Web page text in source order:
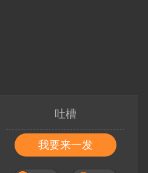
吐槽
我要来一发